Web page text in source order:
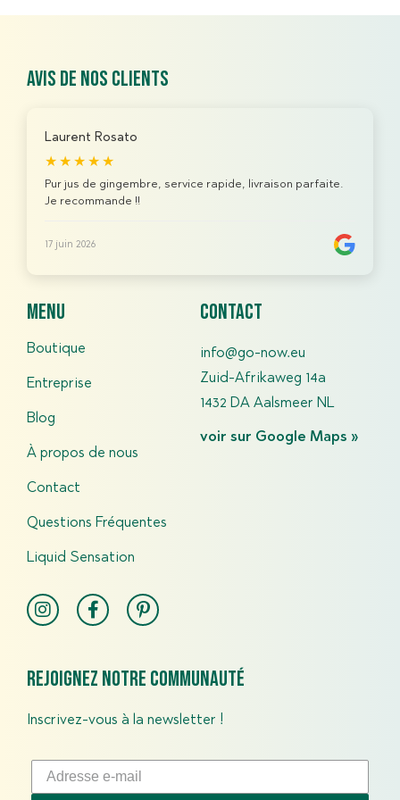
Avis de nos clients
Laurent Rosato
★★★★★
Pur jus de gingembre, service rapide, livraison parfaite.
Je recommande !!
17 juin 2026
menu
Boutique
Entreprise
Blog
À propos de nous
Contact
Questions Fréquentes
Liquid Sensation
contact
info@go-now.eu
Zuid-Afrikaweg 14a
1432 DA Aalsmeer NL
voir sur Google Maps »
Rejoignez notre communauté
Inscrivez-vous à la newsletter !